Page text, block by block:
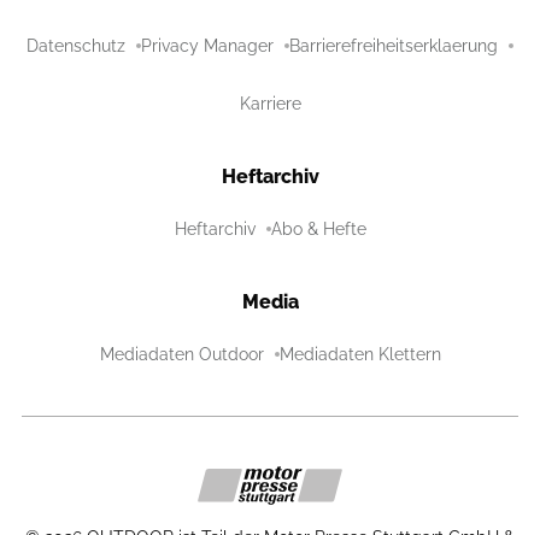
Datenschutz Privacy Manager Barrierefreiheitserklaerung
Karriere
Heftarchiv
Heftarchiv Abo & Hefte
Media
Mediadaten Outdoor Mediadaten Klettern